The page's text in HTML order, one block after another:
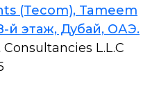
(Tecom), Tameem
й этаж, Дубай, ОАЭ.
L.L.C